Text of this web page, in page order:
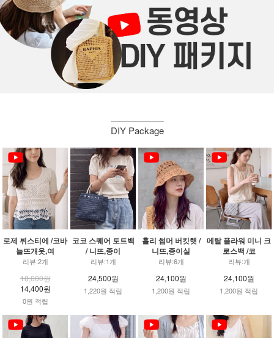
DIY Package
로제 뷔스티에 /코바
늘뜨개옷,여
리뷰:2개
18,000원
14,400원
0원 적립
코코 스퀘어 토트백
/ 니뜨,종이
리뷰:1개
24,500원
1,220원 적립
홀리 썸머 버킷햇 /
니뜨,종이실
리뷰:6개
24,100원
1,200원 적립
메탈 플라워 미니 크
로스백 /코
리뷰:개
24,100원
1,200원 적립